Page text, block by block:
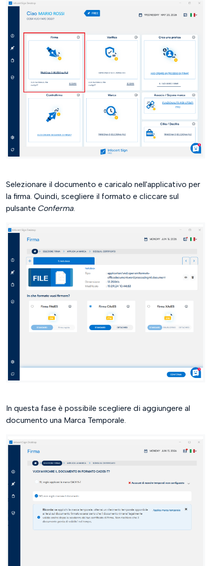
Selezionare il documento e caricalo nell'applicativo per
la firma. Quindi, scegliere il formato e cliccare sul
pulsante Conferma.
In questa fase è possibile scegliere di aggiungere al
documento una Marca Temporale.